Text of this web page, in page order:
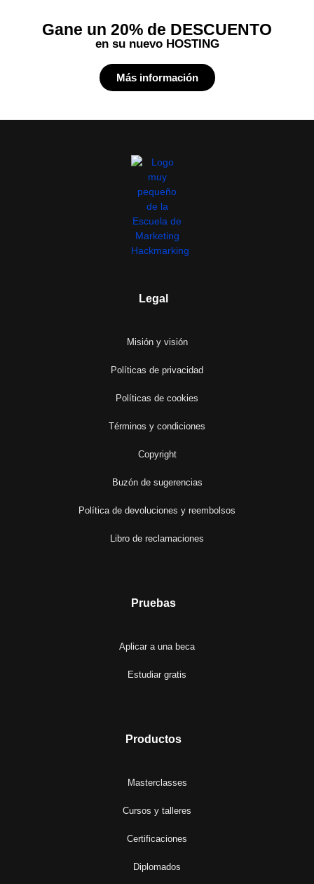
Gane un 20% de DESCUENTO
en su nuevo HOSTING
Más información
Legal
Misión y visión
Políticas de privacidad
Políticas de cookies
Términos y condiciones
Copyright
Buzón de sugerencias
Política de devoluciones y reembolsos
Libro de reclamaciones
Pruebas
Aplicar a una beca
Estudiar gratis
Productos
Masterclasses
Cursos y talleres
Certificaciones
Diplomados